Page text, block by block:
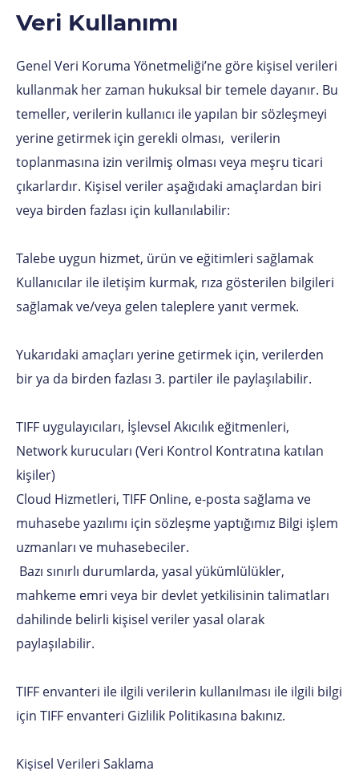
Veri Kullanımı
Genel Veri Koruma Yönetmeliği’ne göre kişisel verileri
kullanmak her zaman hukuksal bir temele dayanır. Bu
temeller, verilerin kullanıcı ile yapılan bir sözleşmeyi
yerine getirmek için gerekli olması, verilerin
toplanmasına izin verilmiş olması veya meşru ticari
çıkarlardır. Kişisel veriler aşağıdaki amaçlardan biri
veya birden fazlası için kullanılabilir:
Talebe uygun hizmet, ürün ve eğitimleri sağlamak
Kullanıcılar ile iletişim kurmak, rıza gösterilen bilgileri
sağlamak ve/veya gelen taleplere yanıt vermek.
Yukarıdaki amaçları yerine getirmek için, verilerden
bir ya da birden fazlası 3. partiler ile paylaşılabilir.
TIFF uygulayıcıları, İşlevsel Akıcılık eğitmenleri,
Network kurucuları (Veri Kontrol Kontratına katılan
kişiler)
Cloud Hizmetleri, TIFF Online, e-posta sağlama ve
muhasebe yazılımı için sözleşme yaptığımız Bilgi işlem
uzmanları ve muhasebeciler.
Bazı sınırlı durumlarda, yasal yükümlülükler,
mahkeme emri veya bir devlet yetkilisinin talimatları
dahilinde belirli kişisel veriler yasal olarak
paylaşılabilir.
TIFF envanteri ile ilgili verilerin kullanılması ile ilgili bilgi
için TIFF envanteri Gizlilik Politikasına bakınız.
Kişisel Verileri Saklama